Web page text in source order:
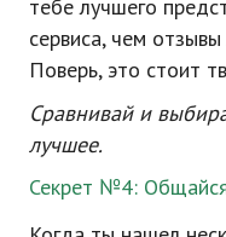
тебе лучшего
сервиса, чем
Поверь, это стоит
Сравнивай и
лучшее.
Секрет №4: